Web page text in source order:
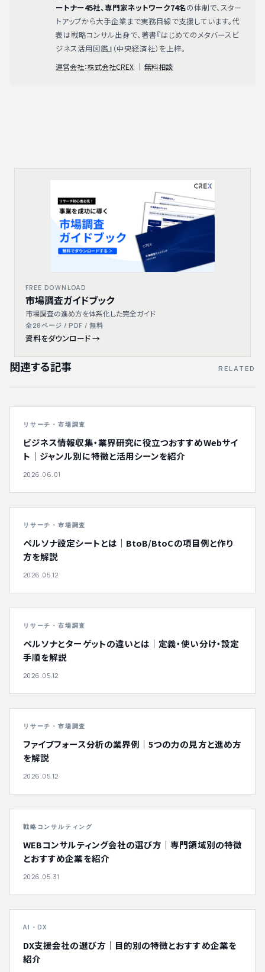
ートナー45社、専門家ネットワーク74名の体制で、スター
トアップから大手企業まで実務目線で支援しています。代
表は戦略コンサル出身で、著書『はじめてのメタバースビ
ジネス活用図鑑』（中央経済社）を上梓。
運営会社：株式会社CREX ｜ 無料相談
FREE DOWNLOAD
市場調査ガイドブック
市場調査の進め方を体系化した完全ガイド
全28ページ / PDF / 無料
資料をダウンロード →
関連する記事 RELATED
リサーチ・市場調査
ビジネス情報収集・業界研究に役立つおすすめWebサイ
ト｜ジャンル別に特徴と活用シーンを紹介
2026.06.01
リサーチ・市場調査
ペルソナ設定シートとは｜BtoB/BtoCの項目例と作り
方を解説
2026.05.12
リサーチ・市場調査
ペルソナとターゲットの違いとは｜定義・使い分け・設定
手順を解説
2026.05.12
リサーチ・市場調査
ファイブフォース分析の業界例｜5つの力の見方と進め方
を解説
2026.05.12
戦略コンサルティング
WEBコンサルティング会社の選び方｜専門領域別の特徴
とおすすめ企業を紹介
2026.05.31
AI・DX
DX支援会社の選び方｜目的別の特徴とおすすめ企業を
紹介